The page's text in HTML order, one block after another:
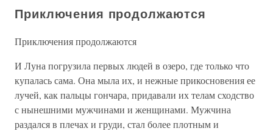
Приключения продолжаются
Приключения продолжаются
И Луна погрузила первых людей в озеро, где только что
купалась сама. Она мыла их, и нежные прикосновения ее
лучей, как пальцы гончара, придавали их телам сходство
с нынешними мужчинами и женщинами. Мужчина
раздался в плечах и груди, стал более плотным и